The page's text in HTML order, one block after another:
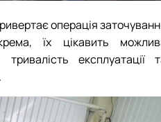
операція
їх цікавить
тривалість експлуатації